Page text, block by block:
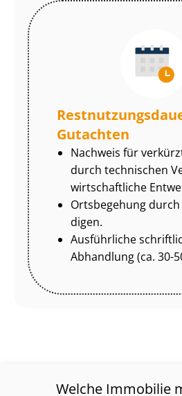
Gutachten
Nachweis für
durch technischen
wirtschaftliche
Ortsbegehung
di­gen.
Ausführliche
Abhandlung (ca. 30-
Welche Immobilie